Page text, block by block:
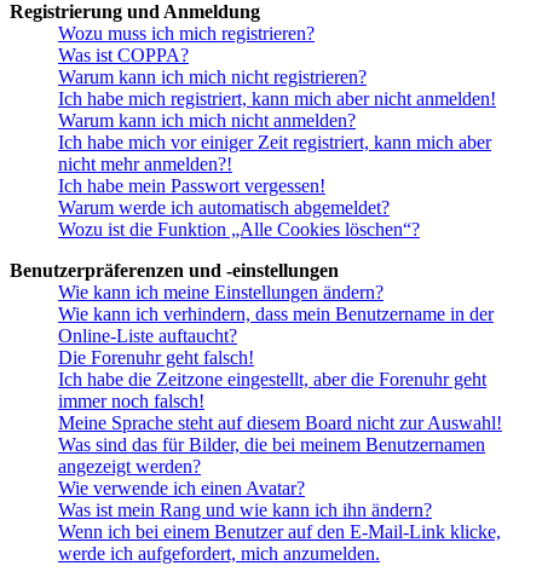
Registrierung und Anmeldung
Wozu muss ich mich registrieren?
Was ist COPPA?
Warum kann ich mich nicht registrieren?
Ich habe mich registriert, kann mich aber nicht anmelden!
Warum kann ich mich nicht anmelden?
Ich habe mich vor einiger Zeit registriert, kann mich aber
nicht mehr anmelden?!
Ich habe mein Passwort vergessen!
Warum werde ich automatisch abgemeldet?
Wozu ist die Funktion „Alle Cookies löschen“?
Benutzerpräferenzen und -einstellungen
Wie kann ich meine Einstellungen ändern?
Wie kann ich verhindern, dass mein Benutzername in der
Online-Liste auftaucht?
Die Forenuhr geht falsch!
Ich habe die Zeitzone eingestellt, aber die Forenuhr geht
immer noch falsch!
Meine Sprache steht auf diesem Board nicht zur Auswahl!
Was sind das für Bilder, die bei meinem Benutzernamen
angezeigt werden?
Wie verwende ich einen Avatar?
Was ist mein Rang und wie kann ich ihn ändern?
Wenn ich bei einem Benutzer auf den E-Mail-Link klicke,
werde ich aufgefordert, mich anzumelden.